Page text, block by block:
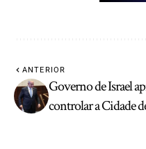
ANTERIOR
Governo de Israel
controlar a Cidade